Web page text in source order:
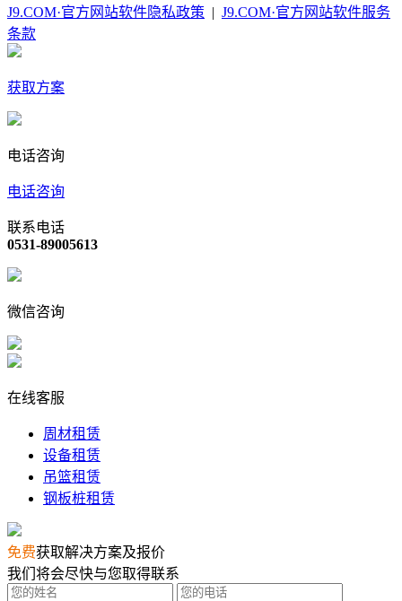
J9.COM·官方网站软件隐私政策
J9.COM·官方网站软件服务
条款
获取方案
电话咨询
电话咨询
联系电话
0531-89005613
微信咨询
在线客服
周材租赁
设备租赁
吊篮租赁
钢板桩租赁
免费获取解决方案及报价
我们将会尽快与您取得联系